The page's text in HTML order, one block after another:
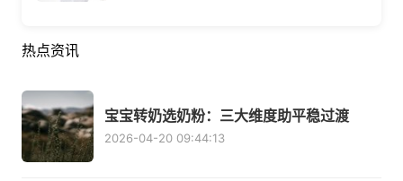
热点资讯
宝宝转奶选奶粉：三大维度助平稳过渡
2026-04-20 09:44:13